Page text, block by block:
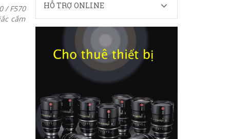
/ F570
cắm
HỖ TRỢ ONLINE